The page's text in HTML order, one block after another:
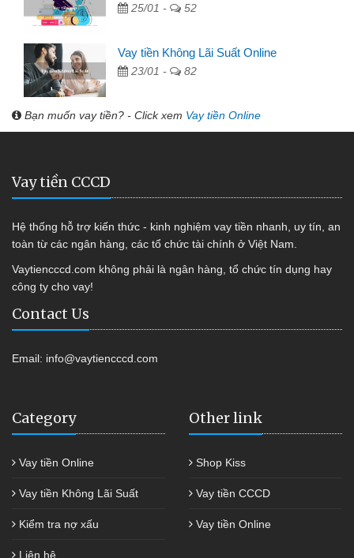
25/01 - 52
Vay tiền Không Lãi Suất Online
23/01 - 82
Bạn muốn vay tiền? - Click xem Vay tiền Online
Vay tiền CCCD
Hệ thống hỗ trợ kiến thức - kinh nghiệm vay tiền nhanh, uy tín, an
toàn từ các ngân hàng, các tổ chức tài chính ở Việt Nam.
Vaytiencccd.com không phải là ngân hàng, tổ chức tín dụng hay
công ty cho vay!
Contact Us
Email: info@vaytiencccd.com
Category
Vay tiền Online
Vay tiền Không Lãi Suất
Kiểm tra nợ xấu
Liên hệ
Other link
Shop Kiss
Vay tiền CCCD
Vay tiền Online